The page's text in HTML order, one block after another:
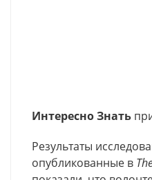
Интересно Знать
Результаты
опубликованные в